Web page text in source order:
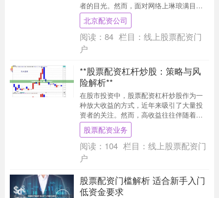
者的目光。然而，面对网络上琳琅满目的
配资平台，如何选择一家正规安全、实盘
交易的官方网站，....
北京配资公司
阅读： 84 栏目： 线上股票配资门
户
**股票配资杠杆炒股：策略与风
险解析**
在股市投资中，股票配资杠杆炒股作为一
种放大收益的方式，近年来吸引了大量投
资者的关注。然而，高收益往往伴随着高
风险。本文将从策略与风险两个维度，系
统解析配资杠杆炒....
股票配资业务
阅读： 104 栏目： 线上股票配资门
户
股票配资门槛解析 适合新手入门
低资金要求